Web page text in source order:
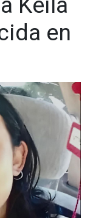
1.74 metros,
ojos color café
color castaño
labios un poco
la ciudadanía,
en